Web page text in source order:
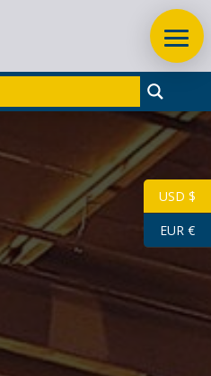
LONGUETEAU GENESIS
USD $
EUR €